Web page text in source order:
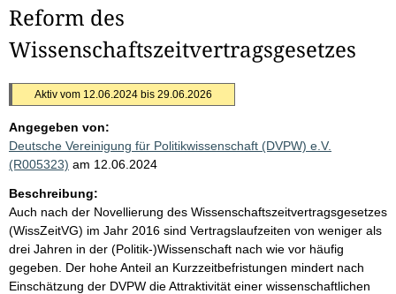
Reform des
Wissenschaftszeitvertragsgesetzes
Aktiv vom 12.06.2024 bis 29.06.2026
Angegeben von:
Deutsche Vereinigung für Politikwissenschaft (DVPW) e.V.
(R005323) am 12.06.2024
Beschreibung:
Auch nach der Novellierung des Wissenschaftszeitvertragsgesetzes
(WissZeitVG) im Jahr 2016 sind Vertragslaufzeiten von weniger als
drei Jahren in der (Politik-)Wissenschaft nach wie vor häufig
gegeben. Der hohe Anteil an Kurzzeitbefristungen mindert nach
Einschätzung der DVPW die Attraktivität einer wissenschaftlichen